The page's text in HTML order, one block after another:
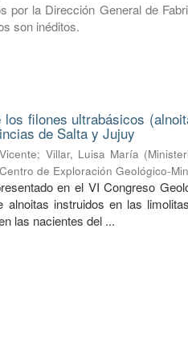
por la Dirección General de
son inéditos.
los filones ultrabásicos
de Salta y Jujuy
; Villar, Luisa María (
de Exploración Geológico-
en el VI Congreso
alnoitas instruidos en las
las nacientes del ...